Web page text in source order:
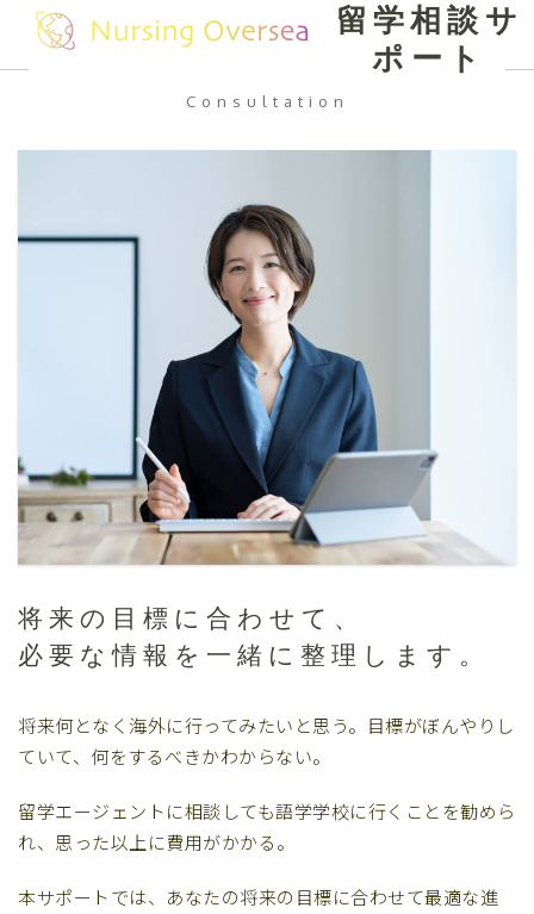
Skip
content
Open
mobile
Close
mobile
留学相談サ
ポート
Consultation
将来の目標に合わせて、
必要な情報を一緒に整理します。
将来何となく海外に行ってみたいと思う。目標がぼんやりし
ていて、何をするべきかわからない。
留学エージェントに相談しても語学学校に行くことを勧めら
れ、思った以上に費用がかかる。
本サポートでは、あなたの将来の目標に合わせて最適な進